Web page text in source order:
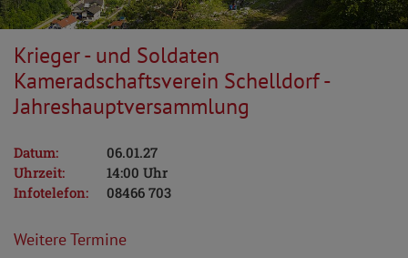
Krieger - und Soldaten
Kameradschaftsverein Schelldorf -
Jahreshauptversammlung
Datum:
06.01.27
Uhrzeit:
14:00 Uhr
Infotelefon:
08466 703
Weitere Termine